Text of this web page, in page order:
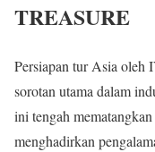
TREASURE
Persiapan tur Asia oleh
sorotan utama dalam
ini tengah
menghadirkan